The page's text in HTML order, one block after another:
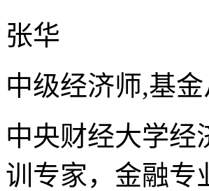
张华
中级经济师,基
中央财经大学经
训专家，金融专